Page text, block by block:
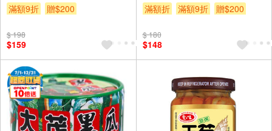
滿額9折
贈$200
$ 198
$159
滿額折
滿額9折 贈$200
$ 180
$148